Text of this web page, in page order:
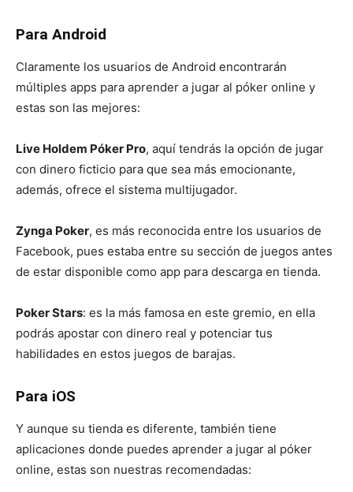
Para Android
Claramente los usuarios de Android encontrarán
múltiples apps para aprender a jugar al póker online y
estas son las mejores:
Live Holdem Póker Pro, aquí tendrás la opción de jugar
con dinero ficticio para que sea más emocionante,
además, ofrece el sistema multijugador.
Zynga Poker, es más reconocida entre los usuarios de
Facebook, pues estaba entre su sección de juegos antes
de estar disponible como app para descarga en tienda.
Poker Stars: es la más famosa en este gremio, en ella
podrás apostar con dinero real y potenciar tus
habilidades en estos juegos de barajas.
Para iOS
Y aunque su tienda es diferente, también tiene
aplicaciones donde puedes aprender a jugar al póker
online, estas son nuestras recomendadas: